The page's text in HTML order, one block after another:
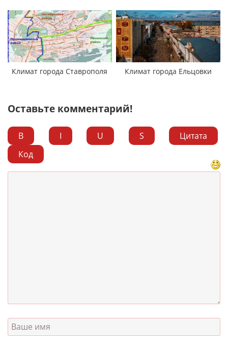
Климат города Ставрополя Климат города Ельцовки
Оставьте комментарий!
B I U S
Цитата
Код